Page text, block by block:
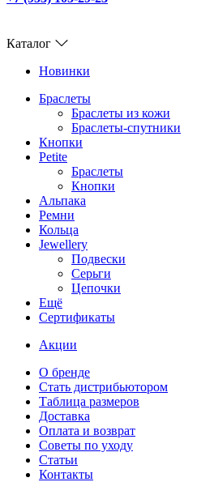
Каталог
Новинки
Браслеты
Браслеты из кожи
Браслеты-спутники
Кнопки
Petite
Браслеты
Кнопки
Альпака
Ремни
Кольца
Jewellery
Подвески
Серьги
Цепочки
Ещё
Сертификаты
Акции
О бренде
Стать дистрибьютором
Таблица размеров
Доставка
Оплата и возврат
Советы по уходу
Статьи
Контакты